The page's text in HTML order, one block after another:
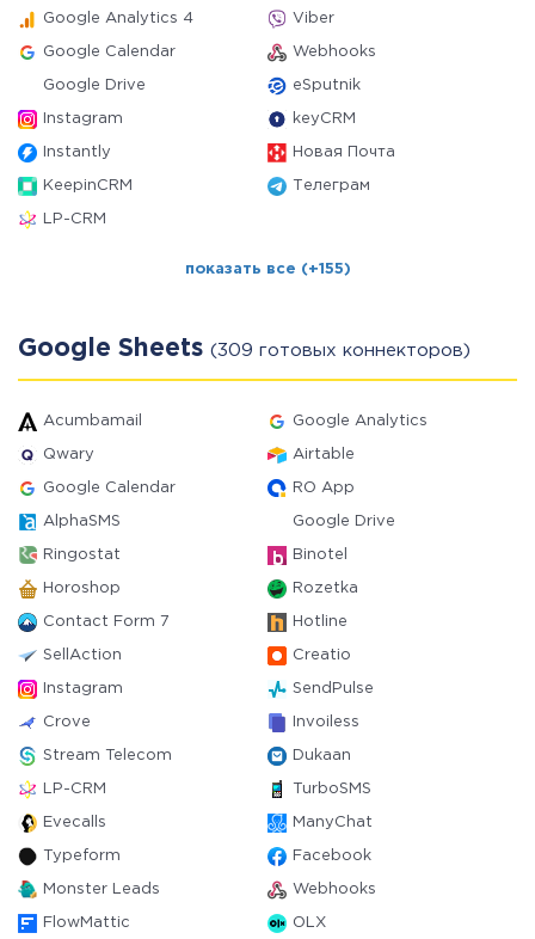
Google Analytics 4 Viber
Google Calendar Webhooks
Google Drive eSputnik
Instagram keyCRM
Instantly Новая Почта
KeepinCRM Телеграм
LP-CRM
показать все (+155)
Google Sheets (309 готовых коннекторов)
Acumbamail Google Analytics
Qwary Airtable
Google Calendar RO App
AlphaSMS Google Drive
Ringostat Binotel
Horoshop Rozetka
Contact Form 7 Hotline
SellAction Creatio
Instagram SendPulse
Crove Invoiless
Stream Telecom Dukaan
LP-CRM TurboSMS
Evecalls ManyChat
Typeform Facebook
Monster Leads Webhooks
FlowMattic OLX